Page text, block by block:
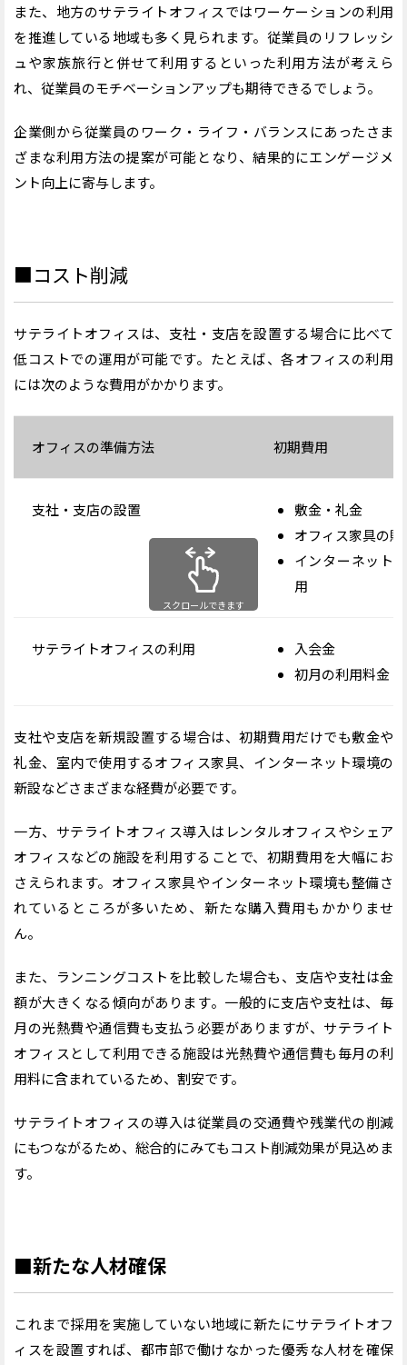
また、地方のサテライトオフィスではワーケーションの利用
を推進している地域も多く見られます。従業員のリフレッシ
ュや家族旅行と併せて利用するといった利用方法が考えら
れ、従業員のモチベーションアップも期待できるでしょう。
企業側から従業員のワーク・ライフ・バランスにあったさま
ざまな利用方法の提案が可能となり、結果的にエンゲージメ
ント向上に寄与します。
■コスト削減
サテライトオフィスは、支社・支店を設置する場合に比べて
低コストでの運用が可能です。たとえば、各オフィスの利用
には次のような費用がかかります。
オフィスの準備方法 初期費用
支社・支店の設置
敷金・礼金
オフィス家具の購
インターネット
用
サテライトオフィスの利用
入会金
初月の利用料金
スクロールできます
支社や支店を新規設置する場合は、初期費用だけでも敷金や
礼金、室内で使用するオフィス家具、インターネット環境の
新設などさまざまな経費が必要です。
一方、サテライトオフィス導入はレンタルオフィスやシェア
オフィスなどの施設を利用することで、初期費用を大幅にお
さえられます。オフィス家具やインターネット環境も整備さ
れているところが多いため、新たな購入費用もかかりませ
ん。
また、ランニングコストを比較した場合も、支店や支社は金
額が大きくなる傾向があります。一般的に支店や支社は、毎
月の光熱費や通信費も支払う必要がありますが、サテライト
オフィスとして利用できる施設は光熱費や通信費も毎月の利
用料に含まれているため、割安です。
サテライトオフィスの導入は従業員の交通費や残業代の削減
にもつながるため、総合的にみてもコスト削減効果が見込めま
す。
■新たな人材確保
これまで採用を実施していない地域に新たにサテライトオフ
ィスを設置すれば、都市部で働けなかった優秀な人材を確保